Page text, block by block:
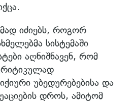
იძიებს, როგორ
სისტემაში
აღნიშნავენ, რომ
უბედურებებისა და
დროს, ამიტომ